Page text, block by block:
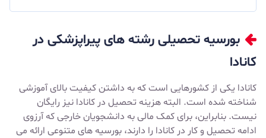
بورسیه تحصیلی رشته های پیراپزشکی در
کانادا
کانادا یکی از کشورهایی است که به داشتن کیفیت بالای آموزشی
شناخته شده است. البته هزینه تحصیل در کانادا نیز رایگان
نیست. بنابراین، برای کمک مالی به دانشجویان خارجی که آرزوی
ادامه تحصیل وکار در کانادا را دارند، بورسیه های متنوعی ارائه می